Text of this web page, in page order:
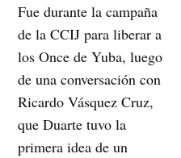
Fue durante la campaña
de la CCIJ para liberar a
los Once de Yuba, luego
de una conversación con
Ricardo Vásquez Cruz,
que Duarte tuvo la
primera idea de un